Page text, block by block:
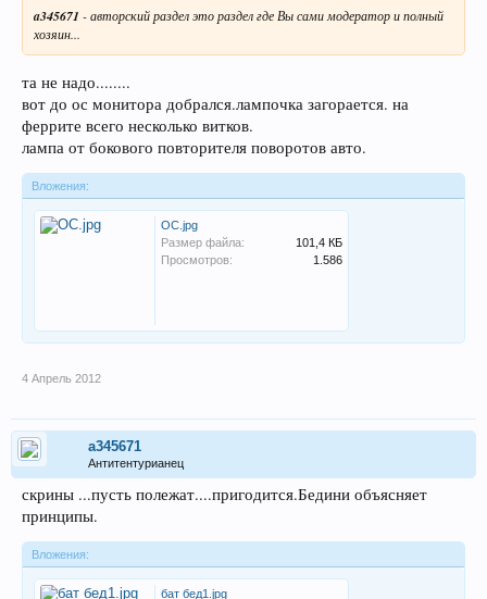
a345671 - авторский раздел это раздел где Вы сами модератор и полный
хозяин...
та не надо........
вот до ос монитора добрался.лампочка загорается. на
феррите всего несколько витков.
лампа от бокового повторителя поворотов авто.
Вложения:
ОС.jpg
Размер файла:
101,4 КБ
Просмотров:
1.586
4 Апрель 2012
a345671
Антитентурианец
скрины ...пусть полежат....пригодится.Бедини объясняет
принципы.
Вложения:
бат бед1.jpg